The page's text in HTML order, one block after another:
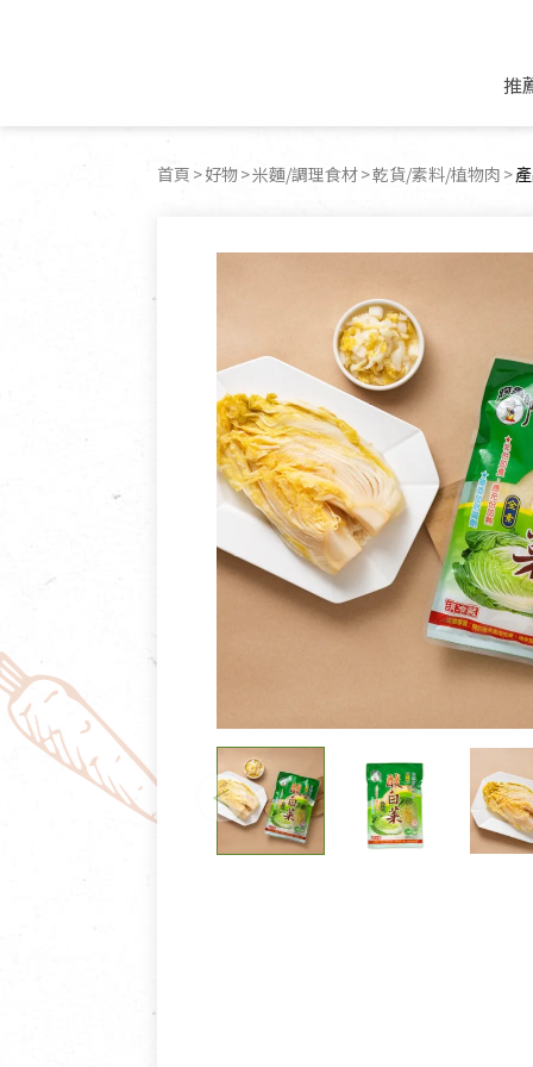
推
好康優惠
8月快閃商品優
7月惜福愛物
6月快閃商品-好
傳承經典優惠
文化好書優惠
米麵/調理食材
豆麥雜糧種子
豆腐/天貝/豆製品
調味/醬料/烘焙食材
飲品/零食
果汁/醋飲/飲料
沖調飲/穀麥片
蜂蜜/椰奶
休閒零食
堅果/果乾
糖果/巧克力
清潔/防蟲/薰香
廚房用具/家電/家飾
個人清潔保養
臉部清潔/保養
臉部彩妝
牙膏/牙刷/漱口
洗髮/潤髮/染髮
身體清潔/保養
個人用品
專題文章
食品與廠商
土地與生態
蔬食營養力
生活提案
共好行動
里仁的努力
首頁 好物 米麵/調理食材 乾貨/素料/植物肉